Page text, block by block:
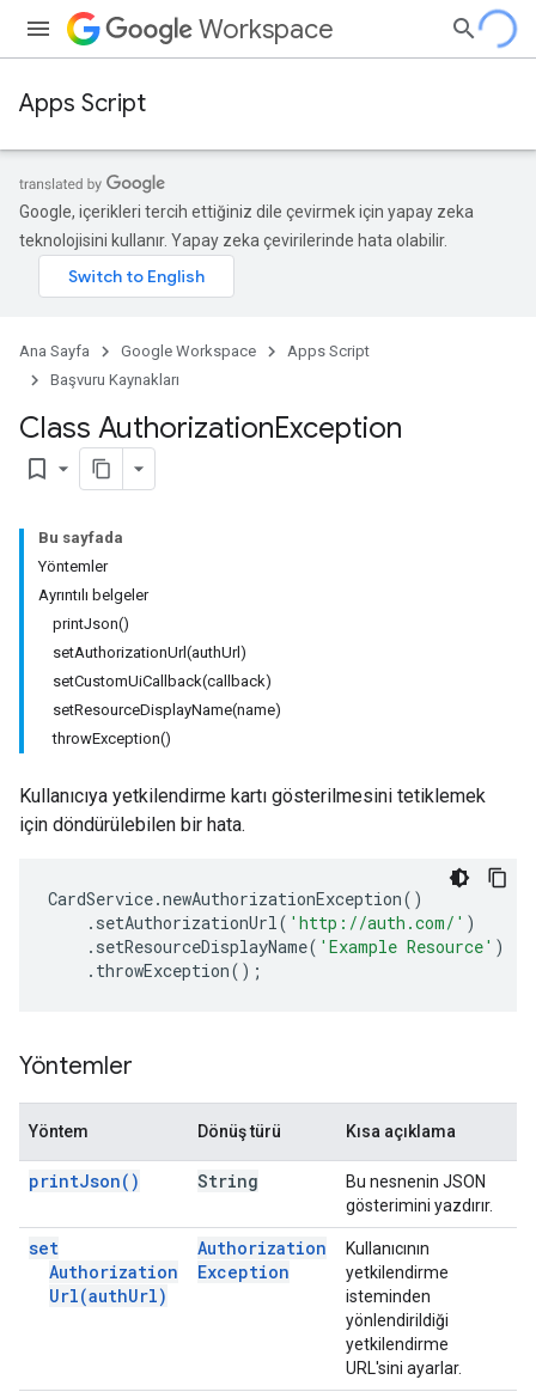
Workspace
Apps Script
Google, içerikleri tercih ettiğiniz dile çevirmek için yapay zeka
teknolojisini kullanır. Yapay zeka çevirilerinde hata olabilir.
Ana Sayfa Google Workspace
Apps Script
Başvuru Kaynakları
Class AuthorizationException
bookmark_border
Bu sayfada
Yöntemler
Ayrıntılı belgeler
printJson()
setAuthorizationUrl(authUrl)
setCustomUiCallback(callback)
setResourceDisplayName(name)
throwException()
Kullanıcıya yetkilendirme kartı gösterilmesini tetiklemek
için döndürülebilen bir hata.
CardService.newAuthorizationException()
. setAuthorizationUrl( 'http://auth.com/' )
. setResourceDisplayName( 'Example Resource' )
. throwException();
Yöntemler
Yöntem Dönüş türü Kısa açıklama
printJson( ) String
Bu nesnenin JSON
gösterimini yazdırır.
set
Authorization
Url(authUrl)
Authorization
Exception
Kullanıcının
yetkilendirme
isteminden
yönlendirildiği
yetkilendirme
URL'sini ayarlar.